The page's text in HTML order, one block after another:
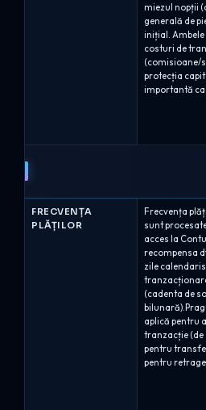
miezul nopții
generală de
inițial. Ambele
costuri de
(comisioane/
protecția
importantă ca
FRECVENȚA
PLĂȚILOR
Frecvența
sunt
acces la
recompensa
zile
(cadenta de
aplică pentru
tranzacție (de
pentru
pentru